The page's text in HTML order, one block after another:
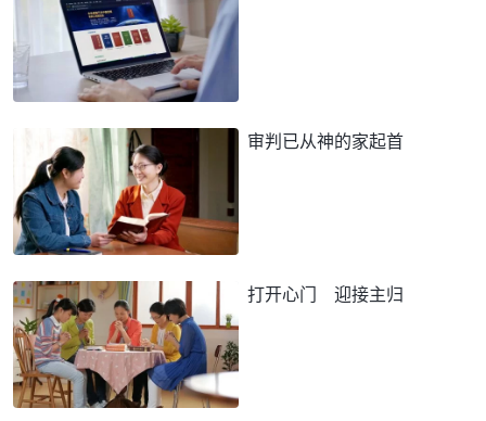
审判已从神的家起首
打开心门 迎接主归